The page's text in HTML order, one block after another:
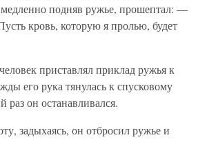
подняв ружье, прошептал: —
кровь, которую я пролью, будет
приставлял приклад ружья к
его рука тянулась к спусковому
он останавливался.
задыхаясь, он отбросил ружье и